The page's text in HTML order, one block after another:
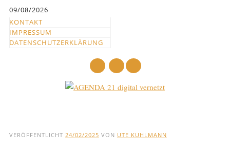
springen
09/08/2026
KONTAKT
IMPRESSUM
DATENSCHUTZERKLÄRUNG
und
VERÖFFENTLICHT 24/02/2025 VON UTE KUHLMANN